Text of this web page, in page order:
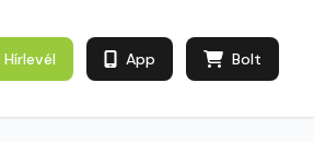
Hírlevél App Bolt